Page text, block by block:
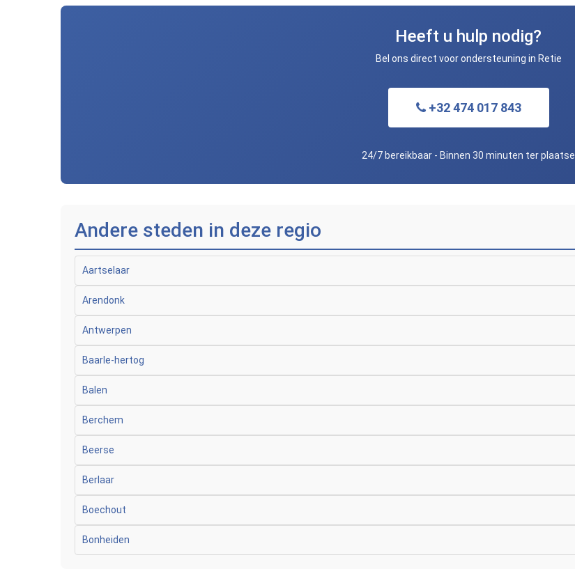
Heeft u hulp nodig?
Bel ons direct voor ondersteuning in Retie
+32 474 017 843
24/7 bereikbaar - Binnen 30 minuten ter plaatse
Andere steden in deze regio
Aartselaar
Arendonk
Antwerpen
Baarle-hertog
Balen
Berchem
Beerse
Berlaar
Boechout
Bonheiden